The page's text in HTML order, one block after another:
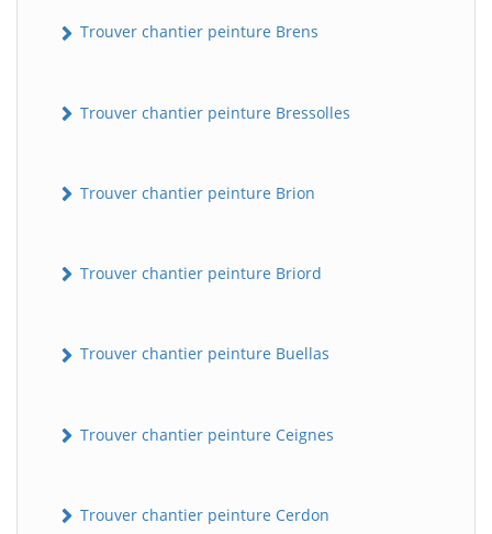
Trouver chantier peinture Brens
Trouver chantier peinture Bressolles
Trouver chantier peinture Brion
Trouver chantier peinture Briord
Trouver chantier peinture Buellas
Trouver chantier peinture Ceignes
Trouver chantier peinture Cerdon